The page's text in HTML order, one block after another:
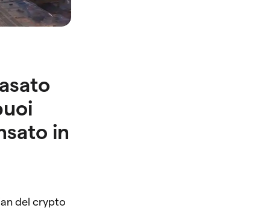
in
del crypto